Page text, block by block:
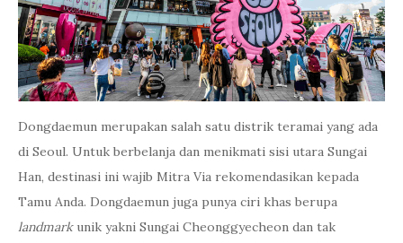
Dongdaemun merupakan salah satu distrik teramai yang ada
di Seoul. Untuk berbelanja dan menikmati sisi utara Sungai
Han, destinasi ini wajib Mitra Via rekomendasikan kepada
Tamu Anda. Dongdaemun juga punya ciri khas berupa
landmark unik yakni Sungai Cheonggyecheon dan tak